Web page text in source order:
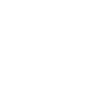
早餐，這裏
一間民宿，
足夠，是一
方，讓人覺
車去全聯購
上還要在庭